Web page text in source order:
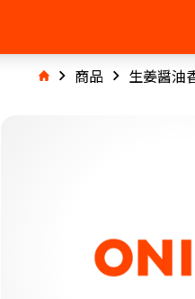
商品 生姜醤油